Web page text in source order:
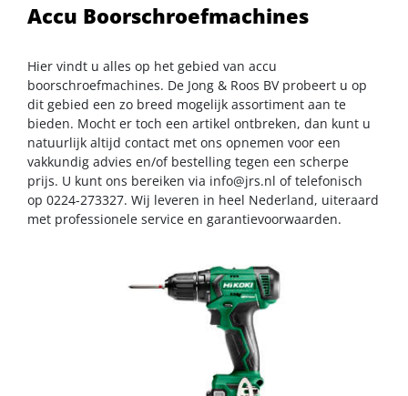
Accu Boorschroefmachines
Hier vindt u alles op het gebied van accu
boorschroefmachines. De Jong & Roos BV probeert u op
dit gebied een zo breed mogelijk assortiment aan te
bieden. Mocht er toch een artikel ontbreken, dan kunt u
natuurlijk altijd contact met ons opnemen voor een
vakkundig advies en/of bestelling tegen een scherpe
prijs. U kunt ons bereiken via info@jrs.nl of telefonisch
op 0224-273327. Wij leveren in heel Nederland, uiteraard
met professionele service en garantievoorwaarden.